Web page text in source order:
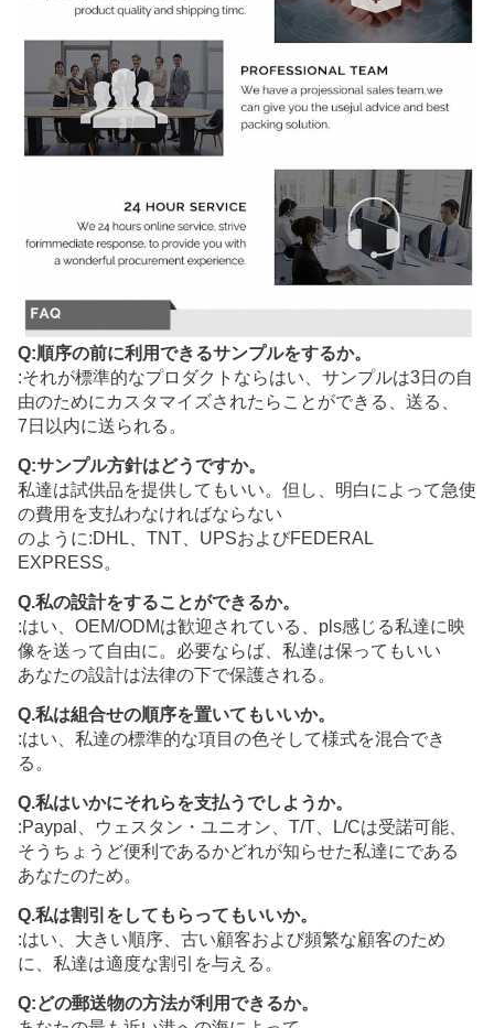
Q:順序の前に利用できるサンプルをするか。
:それが標準的なプロダクトならはい、サンプルは3日の自
由のためにカスタマイズされたらことができる、送る、
7日以内に送られる。
Q:サンプル方針はどうですか。
私達は試供品を提供してもいい。但し、明白によって急使
の費用を支払わなければならない
のように:DHL、TNT、UPSおよびFEDERAL
EXPRESS。
Q.私の設計をすることができるか。
:はい、OEM/ODMは歓迎されている、pls感じる私達に映
像を送って自由に。必要ならば、私達は保ってもいい
あなたの設計は法律の下で保護される。
Q.私は組合せの順序を置いてもいいか。
:はい、私達の標準的な項目の色そして様式を混合でき
る。
Q.私はいかにそれらを支払うでしようか。
:Paypal、ウェスタン・ユニオン、T/T、L/Cは受諾可能、
そうちょうど便利であるかどれが知らせた私達にである
あなたのため。
Q.私は割引をしてもらってもいいか。
:はい、大きい順序、古い顧客および頻繁な顧客のため
に、私達は適度な割引を与える。
Q:どの郵送物の方法が利用できるか。